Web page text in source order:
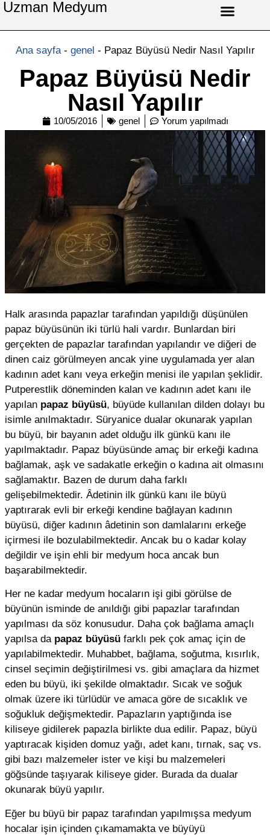
Uzman Medyum
Ana sayfa- genel - Papaz Büyüsü Nedir Nasıl Yapılır
Papaz Büyüsü Nedir
Nasıl Yapılır
10/05/2016 genel Yorum yapılmadı
Halk arasında papazlar tarafından yapıldığı düşünülen
papaz büyüsünün iki türlü hali vardır. Bunlardan biri
gerçekten de papazlar tarafından yapılandır ve diğeri de
dinen caiz görülmeyen ancak yine uygulamada yer alan
kadının adet kanı veya erkeğin menisi ile yapılan şeklidir.
Putperestlik döneminden kalan ve kadının adet kanı ile
yapılan papaz büyüsü, büyüde kullanılan dilden dolayı bu
isimle anılmaktadır. Süryanice dualar okunarak yapılan
bu büyü, bir bayanın adet olduğu ilk günkü kanı ile
yapılmaktadır. Papaz büyüsünde amaç bir erkeği kadına
bağlamak, aşk ve sadakatle erkeğin o kadına ait olmasını
sağlamaktır. Bazen de durum daha farklı
gelişebilmektedir. Âdetinin ilk günkü kanı ile büyü
yaptırarak evli bir erkeği kendine bağlayan kadının
büyüsü, diğer kadının âdetinin son damlalarını erkeğe
içirmesi ile bozulabilmektedir. Ancak bu o kadar kolay
değildir ve işin ehli bir medyum hoca ancak bun
başarabilmektedir.
Her ne kadar medyum hocaların işi gibi görülse de
büyünün isminde de anıldığı gibi papazlar tarafından
yapılması da söz konusudur. Daha çok bağlama amaçlı
yapılsa da papaz büyüsü farklı pek çok amaç için de
yapılabilmektedir. Muhabbet, bağlama, soğutma, kısırlık,
cinsel seçimin değiştirilmesi vs. gibi amaçlara da hizmet
eden bu büyü, iki şekilde olmaktadır. Sıcak ve soğuk
olmak üzere iki türlüdür ve amaca göre de sıcaklık ve
soğukluk değişmektedir. Papazların yaptığında ise
kiliseye gidilerek papazla birlikte dua edilir. Papaz, büyü
yaptıracak kişiden domuz yağı, adet kanı, tırnak, saç vs.
gibi bazı malzemeler ister ve kişi bu malzemeleri
göğsünde taşıyarak kiliseye gider. Burada da dualar
okunarak büyü yapılır.
Eğer bu büyü bir papaz tarafından yapılmışsa medyum
hocalar işin içinden çıkamamakta ve büyüyü